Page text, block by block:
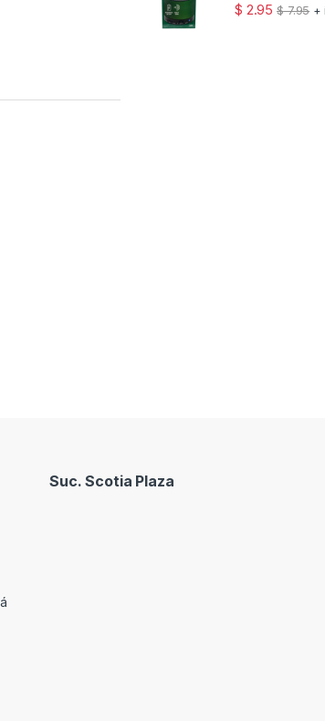
$ 2.95 $7.95 +
Suc. Scotia Plaza